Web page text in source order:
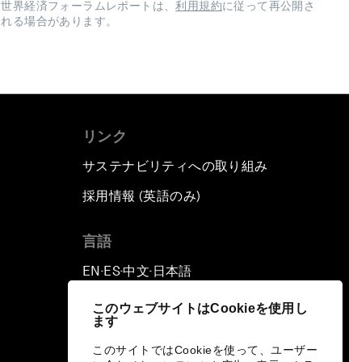
このウェブサイトはCookieを使用し
ます
このサイトではCookieを使って、ユーザー
世界経済フォーラムレポートは、利用規約に従って再公開さ
れる場合があります。
リンク
サステナビリティへの取り組み
採用情報 (英語のみ)
言語
EN ▪ES▪中文▪ 日本語